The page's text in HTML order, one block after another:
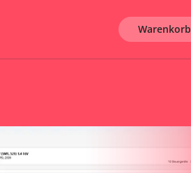
Warenkorb